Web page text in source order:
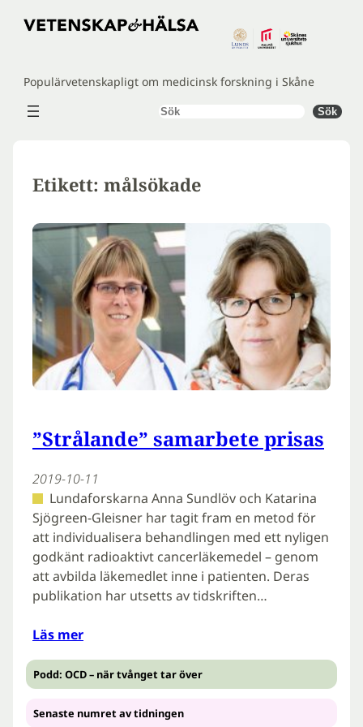
Hoppa
Populärvetenskapligt om medicinsk forskning i Skåne
Sök Sök
Etikett: målsökade
”Strålande” samarbete prisas
2019-10-11
Lundaforskarna Anna Sundlöv och Katarina
Sjögreen-Gleisner har tagit fram en metod för
att individualisera behandlingen med ett nyligen
godkänt radioaktivt cancerläkemedel – genom
att avbilda läkemedlet inne i patienten. Deras
publikation har utsetts av tidskriften…
Läs mer
Podd: OCD – när tvånget tar över
Senaste numret av tidningen